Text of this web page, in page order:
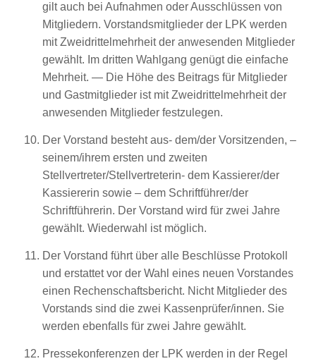
gilt auch bei Aufnahmen oder Ausschlüssen von
Mitgliedern. Vorstandsmitglieder der LPK werden
mit Zweidrittelmehrheit der anwesenden Mitglieder
gewählt. Im dritten Wahlgang genügt die einfache
Mehrheit. — Die Höhe des Beitrags für Mitglieder
und Gastmitglieder ist mit Zweidrittelmehrheit der
anwesenden Mitglieder festzulegen.
Der Vorstand besteht aus- dem/der Vorsitzenden, –
seinem/ihrem ersten und zweiten
Stellvertreter/Stellvertreterin- dem Kassierer/der
Kassiererin sowie – dem Schriftführer/der
Schriftführerin. Der Vorstand wird für zwei Jahre
gewählt. Wiederwahl ist möglich.
Der Vorstand führt über alle Beschlüsse Protokoll
und erstattet vor der Wahl eines neuen Vorstandes
einen Rechenschaftsbericht. Nicht Mitglieder des
Vorstands sind die zwei Kassenprüfer/innen. Sie
werden ebenfalls für zwei Jahre gewählt.
Pressekonferenzen der LPK werden in der Regel